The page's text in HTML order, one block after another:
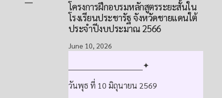
โครงการฝึกอบรมหลักสูตรระยะสั้นใน
โรงเรียนประชารัฐ จังหวัดชายแดนใต้
ประจำปีงบประมาณ 2566
June 10, 2026
______________________________✦
วันพุธ ที่ 10 มิถุนายน 2569